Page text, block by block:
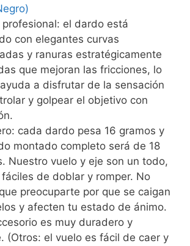
profesional: el dardo está
con elegantes curvas
y ranuras estratégicamente
que mejoran las fricciones, lo
a disfrutar de la sensación
y golpear el objetivo con
cada dardo pesa 16 gramos y
montado completo será de 18
Nuestro vuelo y eje son un todo,
de doblar y romper. No
preocuparte por que se caigan
y afecten tu estado de ánimo.
es muy duradero y
(Otros: el vuelo es fácil de caer y